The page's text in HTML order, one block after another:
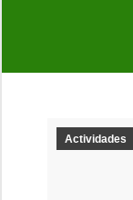
Actividades